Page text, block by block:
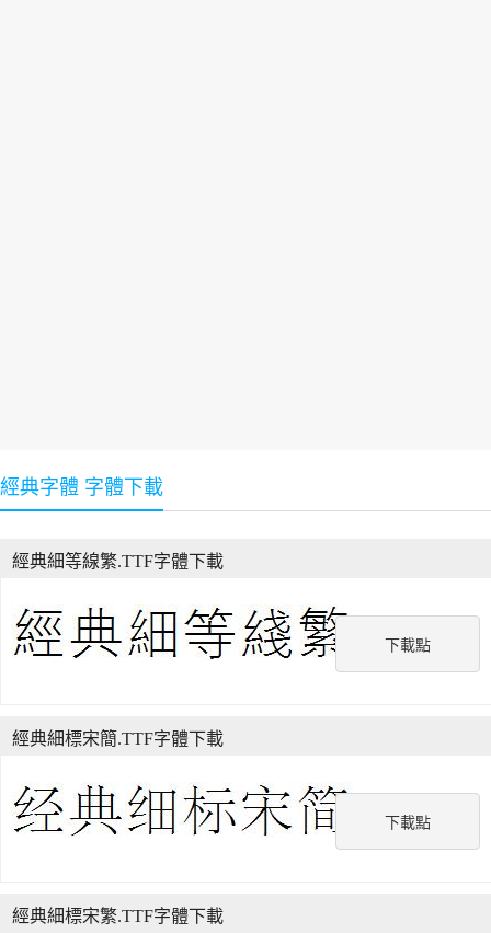
經典字體 字體下載
下載點
經典細等線繁.TTF字體下載
下載點
經典細標宋簡.TTF字體下載
經典細標宋繁.TTF字體下載